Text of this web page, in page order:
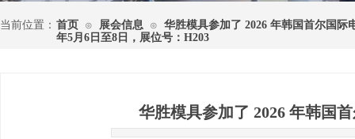
当前位置： 首页 ⊙ 展会信息 ⊙
华胜模具参加了 2026 年韩国首尔国际
年5月6日至8日，展位号：H203
华胜模具参加了 2026 年韩国